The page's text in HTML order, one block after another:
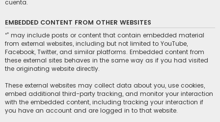
cuenta.
EMBEDDED CONTENT FROM OTHER WEBSITES
“” may include posts or content that contain embedded material
from external websites, including but not limited to YouTube,
Facebook, Twitter, and similar platforms. Embedded content from
these external sites behaves in the same way as if you had visited
the originating website directly.
These external websites may collect data about you, use cookies,
embed additional third-party tracking, and monitor your interaction
with the embedded content, including tracking your interaction if
you have an account and are logged in to that website.